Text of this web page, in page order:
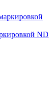
ND